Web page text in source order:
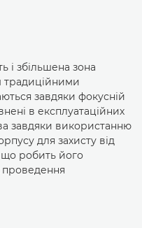
і збільшена зона
традиційними
завдяки фокусній
в експлуатаційних
завдяки використанню
для захисту від
робить його
проведення